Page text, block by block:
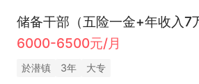
6000-6500元/月
於潜镇 3年 大专